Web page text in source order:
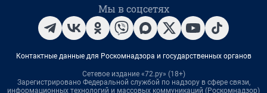
Мы в соцсетях
Контактные данные для Роскомнадзора и государственных органов
Сетевое издание «72.ру» (18+)
Зарегистрировано Федеральной службой по надзору в сфере связи,
информационных технологий и массовых коммуникаций (Роскомнадзор)